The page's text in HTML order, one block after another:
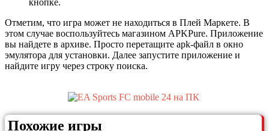
Отметим, что игра может не находиться в Плей Маркете. В
этом случае воспользуйтесь магазином APKPure. Приложение
вы найдете в архиве. Просто перетащите apk-файл в окно
эмулятора для установки. Далее запустите приложение и
найдите игру через строку поиска.
Похожие игры